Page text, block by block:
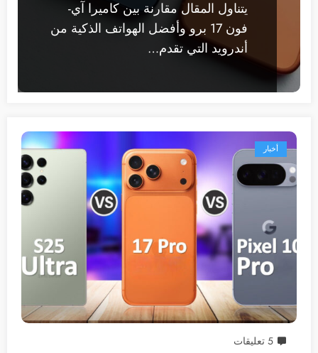
يتناول المقال مقارنة بين كاميرا آي-
فون 17 برو وأفضل الهواتف الذكية من
أندرويد التي تقدم…
أخبار
5 تعليقات